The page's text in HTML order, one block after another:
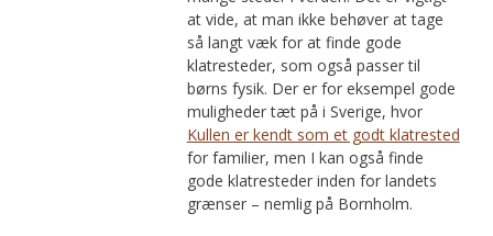
at vide, at man ikke behøver at tage
så langt væk for at finde gode
klatresteder, som også passer til
børns fysik. Der er for eksempel gode
muligheder tæt på i Sverige, hvor
Kullen er kendt som et godt klatrested
for familier, men I kan også finde
gode klatresteder inden for landets
grænser – nemlig på Bornholm.